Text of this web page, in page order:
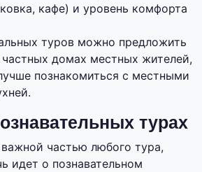
кафе) и уровень комфорта
туров можно предложить
домах местных жителей,
познакомиться с местными
турах
частью любого тура,
идет о познавательном